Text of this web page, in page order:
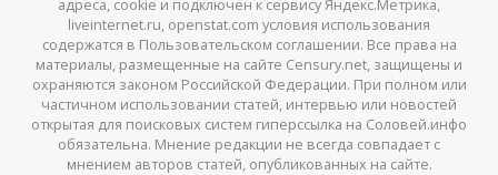
адреса, cookie и подключен к сервису Яндекс.Метрика,
liveinternet.ru, openstat.com условия использования
содержатся в Пользовательском соглашении. Все права на
материалы, размещенные на сайте Censury.net, защищены и
охраняются законом Российской Федерации. При полном или
частичном использовании статей, интервью или новостей
открытая для поисковых систем гиперссылка на Соловей.инфо
обязательна. Мнение редакции не всегда совпадает с
мнением авторов статей, опубликованных на сайте.